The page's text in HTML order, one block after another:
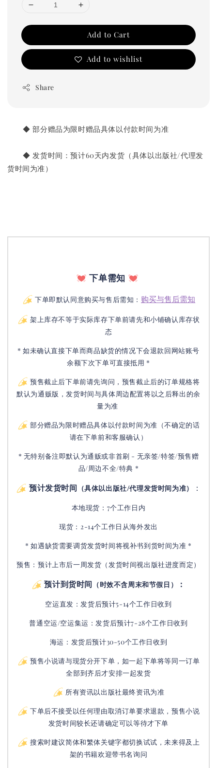
Add to Cart
Add to wishlist
Share
◆ 部分赠品为限时赠品具体以付款时间为准
◆ 发货时间：预计60天内发货（具体以出版社/代理发
货时间为准）
下单需知
下单即默认同意购买与售后需知： 购买与售后需知
架上库存不等于实际库存下单前请先和小铺确认库存状
态
* 如未确认直接下单而商品缺货的情况下会退款回网站账号
余额下次下单可直接抵用 *
预售截止后下单前请先询问，预售截止后的订单规格将
默认为通贩版，发货时间与具体周边配置将以之后释出的余
量为准
部分赠品为限时赠品具体以付款时间为准（不确定的话
请在下单前和客服确认）
* 无特别备注即默认为通贩或非首刷 - 无亲签/特签/预售赠
品/周边不全/特典 *
预计发货时间 （具体以出版社/代理发货时间为准） ：
本地现货：7个工作日内
现货：2-14个工作日从海外发出
* 如遇缺货需要调货发货时间将视补书到货时间为准 *
预售：预计上市后一周发货（发货时间视出版社进度而定）
预计到货时间 （时效不含周末和节假日） ：
空运直发：发货后预计5-14个工作日收到
普通空运/空运集运：发货后预计7-28个工作日收到
海运：发货后预计30-50个工作日收到
预售小说请与现货分开下单，如一起下单将等同一订单
全部到齐后才安排一起发货
所有资讯以出版社最终资讯为准
下单后不接受以任何理由取消订单要求退款，预售小说
发货时间较长还请确定可以等待才下单
搜索时建议简体和繁体关键字都切换试试，未来得及上
架的书籍欢迎带书名询问